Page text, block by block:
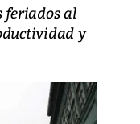
feriados al
y